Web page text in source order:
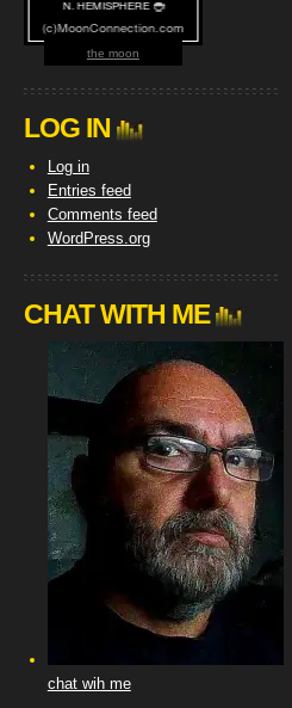
the moon
LOG IN
Log in
Entries feed
Comments feed
WordPress.org
CHAT WITH ME
chat wih me